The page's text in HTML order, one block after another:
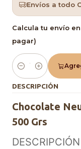
Envíos a todo
Calcula tu envío
pagar)
Cantidad
DESCRIPCIÓN
Chocolate
500 Grs